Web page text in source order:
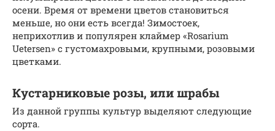
осени. Время от времени цветов становиться
меньше, но они есть всегда! Зимостоек,
неприхотлив и популярен клаймер «Rosarium
Uetersen» с густомахровыми, крупными, розовыми
цветками.
Кустарниковые розы, или шрабы
Из данной группы культур выделяют следующие
сорта.